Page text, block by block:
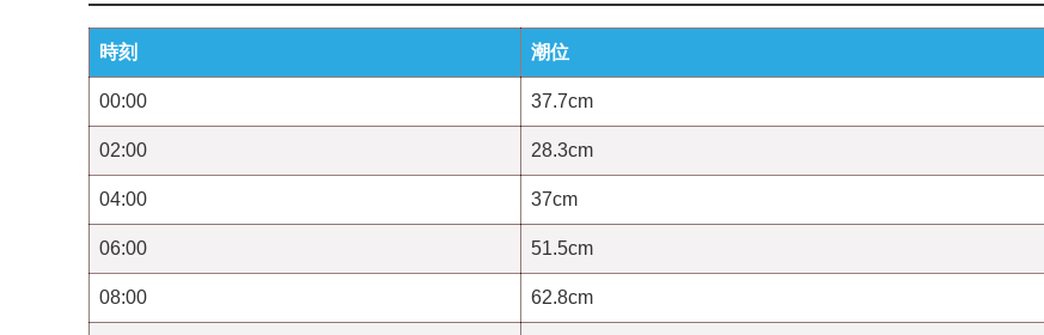
時刻 潮位
00:00 37.7cm
02:00 28.3cm
04:00 37cm
06:00 51.5cm
08:00 62.8cm